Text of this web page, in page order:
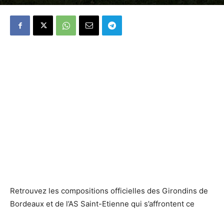
Retrouvez les compositions officielles des Girondins de
Bordeaux et de l’AS Saint-Etienne qui s’affrontent ce